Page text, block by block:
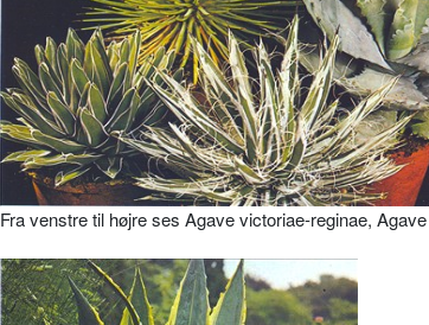
Fra venstre til højre ses Agave victoriae-reginae,